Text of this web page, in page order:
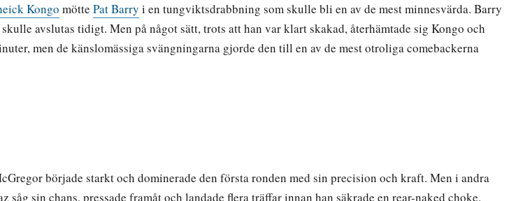
Kongo mötte Pat Barry i en tungviktsdrabbning som skulle bli en av de mest minnesvärda. Barry
avslutas tidigt. Men på något sätt, trots att han var klart skakad, återhämtade sig Kongo och
men de känslomässiga svängningarna gjorde den till en av de mest otroliga comebackerna
började starkt och dominerade den första ronden med sin precision och kraft. Men i andra
sin chans, pressade framåt och landade flera träffar innan han säkrade en rear-naked choke.